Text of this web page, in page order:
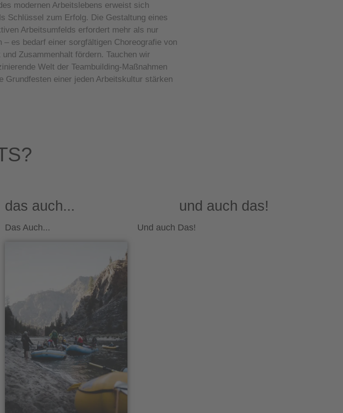
modernen Arbeitslebens erweist sich
Schlüssel zum Erfolg. Die Gestaltung eines
Arbeitsumfelds erfordert mehr als nur
– es bedarf einer sorgfältigen Choreografie von
Zusammenhalt fördern. Tauchen wir
Welt der Teambuilding-Maßnahmen
Grundfesten einer jeden Arbeitskultur stärken
das auch... und auch das!
Das Auch... Und auch Das!